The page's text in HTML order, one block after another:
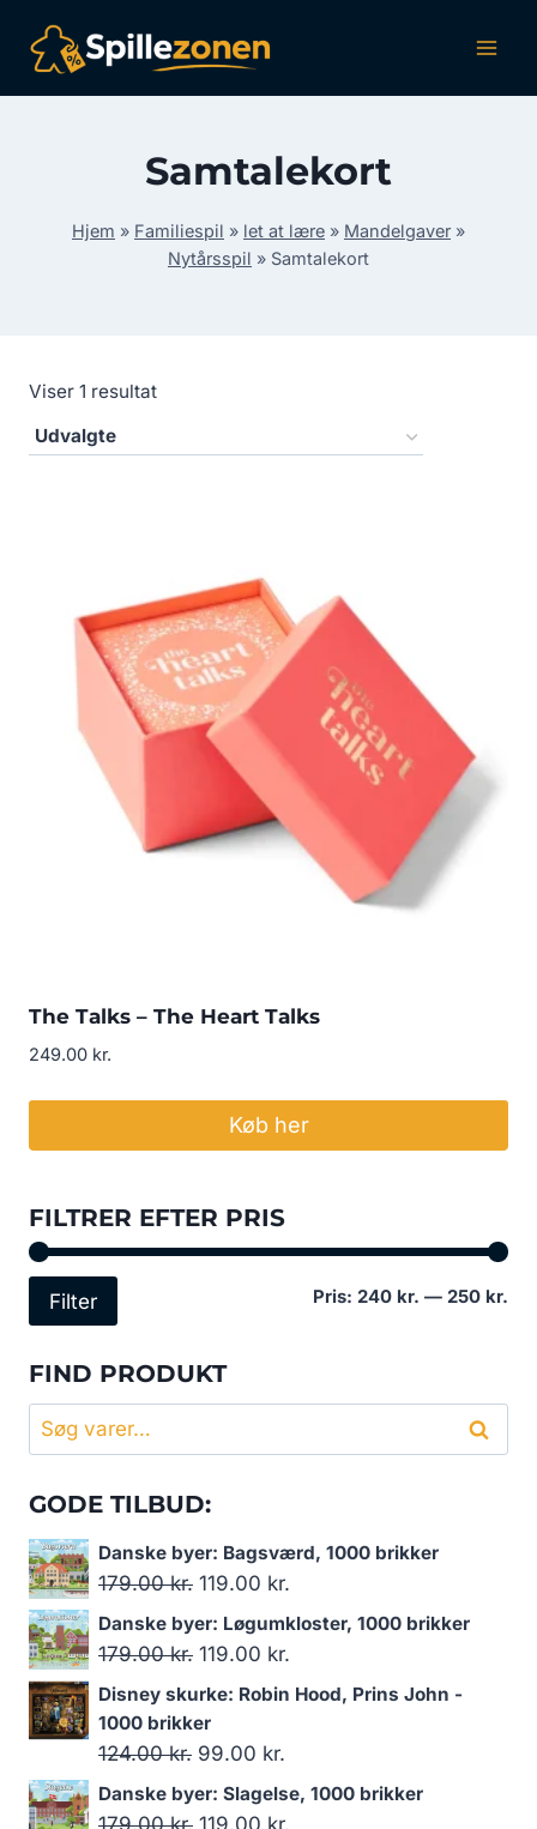
indhold
Samtalekort
Hjem » Familiespil » let at lære » Mandelgaver »
Nytårsspil » Samtalekort
Viser 1 resultat
The Talks – The Heart Talks
249.00 kr.
Køb her
FILTRER EFTER PRIS
Filter Pris: 240 kr. — 250 kr.
FIND PRODUKT
Søg
efter:
Søg
GODE TILBUD:
Danske byer: Bagsværd, 1000 brikker
179.00kr. Den
oprindelige
pris
119.00 kr.
aktuelle
119.00 kr..
Danske byer: Løgumkloster, 1000 brikker
179.00kr. Den
oprindelige
pris
var:
179.00 kr..
119.00 kr.
aktuelle
119.00 kr..
Disney skurke: Robin Hood, Prins John -
1000 brikker
124.00kr. Den
oprindelige
pris
99.00 kr.
aktuelle
pris
Danske byer: Slagelse, 1000 brikker
179.00kr. Den
119.00 kr.